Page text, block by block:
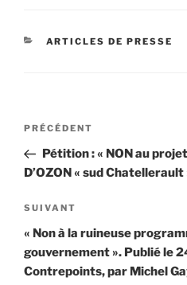
CATÉGORIES
ARTICLES DE PRESSE
Navigation
l’article
Article
précédent
PRÉCÉDENT
Pétition : « NON au
D’OZON « sud Chatellerault
Article
suivant
SUIVANT
« Non à la ruineuse
gouvernement ». Publié le
Contrepoints, par Michel